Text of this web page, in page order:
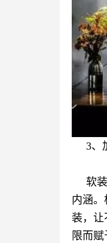
3、
软
内涵
装，让
限而